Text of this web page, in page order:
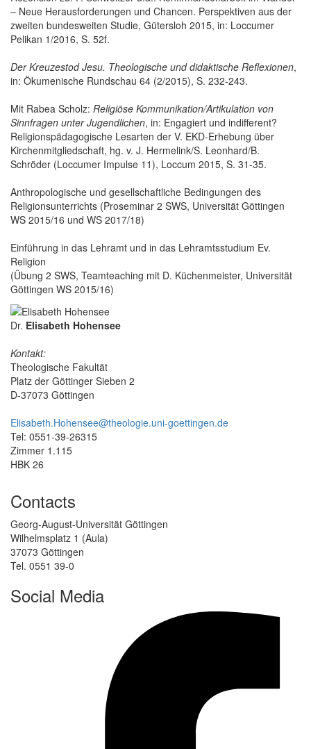
– Neue Herausforderungen und Chancen. Perspektiven aus der
zweiten bundesweiten Studie, Gütersloh 2015, in: Loccumer
Pelikan 1/2016, S. 52f.
Der Kreuzestod Jesu. Theologische und didaktische Reflexionen,
in: Ökumenische Rundschau 64 (2/2015), S. 232-243.
Mit Rabea Scholz: Religiöse Kommunikation/Artikulation von
Sinnfragen unter Jugendlichen, in: Engagiert und indifferent?
Religionspädagogische Lesarten der V. EKD-Erhebung über
Kirchenmitgliedschaft, hg. v. J. Hermelink/S. Leonhard/B.
Schröder (Loccumer Impulse 11), Loccum 2015, S. 31-35.
Anthropologische und gesellschaftliche Bedingungen des
Religionsunterrichts (Proseminar 2 SWS, Universität Göttingen
WS 2015/16 und WS 2017/18)
Einführung in das Lehramt und in das Lehramtsstudium Ev.
Religion
(Übung 2 SWS, Teamteaching mit D. Küchenmeister, Universität
Göttingen WS 2015/16)
Dr. Elisabeth Hohensee
Kontakt:
Theologische Fakultät
Platz der Göttinger Sieben 2
D-37073 Göttingen
Elisabeth.Hohensee@theologie.uni-goettingen.de
Tel: 0551-39-26315
Zimmer 1.115
HBK 26
Contacts
Georg-August-Universität Göttingen
Wilhelmsplatz 1 (Aula)
37073 Göttingen
Tel. 0551 39-0
Social Media